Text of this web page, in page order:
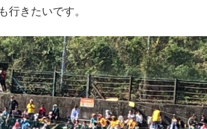
行きたいです。